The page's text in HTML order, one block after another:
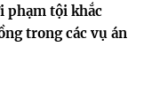
phạm tội khắc
trong các vụ án